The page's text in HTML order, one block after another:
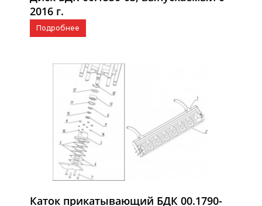
2016 г.
Подробнее
Каток прикатывающий БДК 00.1790-